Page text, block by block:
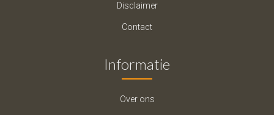
Disclaimer
Contact
Informatie
Over ons